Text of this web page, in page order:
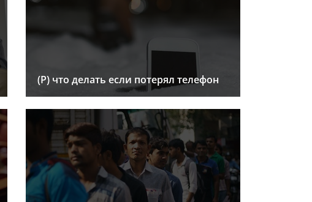
(Р) что делать если потерял телефон